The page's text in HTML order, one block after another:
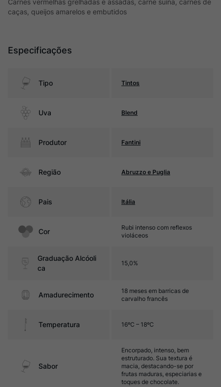
Carnes vermelhas grelhadas e assadas, carne suína, carnes de
caças, queijos amarelos e embutidos
Especificações
Tipo Tintos
Uva Blend
Produtor Fantini
Região Abruzzo e Puglia
Pais Itália
Cor
Rubi intenso com reflexos
violáceos
Graduação Alcóoli
ca
15,0%
Amadurecimento
18 meses em barricas de
carvalho francês
Temperatura 16ºC – 18ºC
Sabor
Encorpado, intenso, bem
estruturado. Sua textura é
macia, destacando-se por
frutas maduras, especiarias e
toques de chocolate.